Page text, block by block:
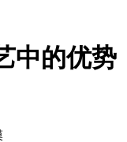
中的优势